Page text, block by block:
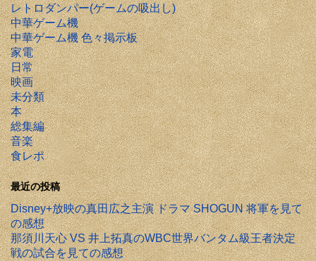
レトロダンパー(ゲームの吸出し)
中華ゲーム機
中華ゲーム機 色々掲示板
家電
日常
映画
未分類
本
総集編
音楽
食レポ
最近の投稿
Disney+放映の真田広之主演 ドラマ SHOGUN 将軍を見て
の感想
那須川天心 VS 井上拓真のWBC世界バンタム級王者決定
戦の試合を見ての感想